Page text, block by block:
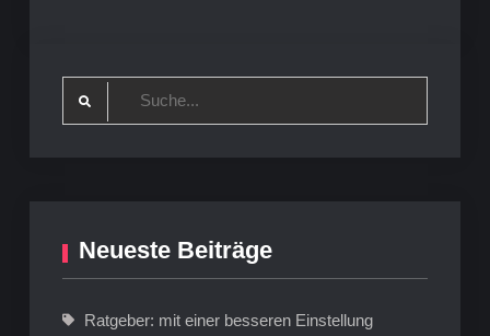
Neueste Beiträge
Ratgeber: mit einer besseren Einstellung